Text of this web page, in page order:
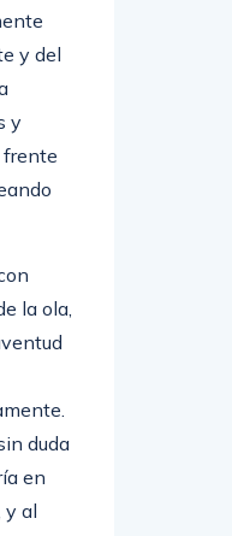
y del
y
frente
la ola,
duda
en
y al